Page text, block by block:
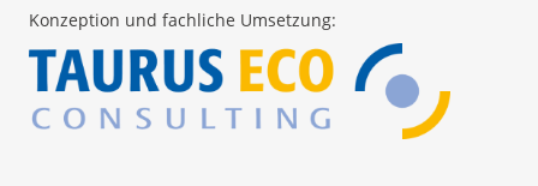
Konzeption und fachliche Umsetzung: